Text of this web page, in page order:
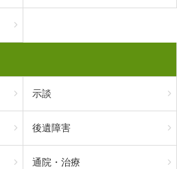
示談
後遺障害
通院・治療